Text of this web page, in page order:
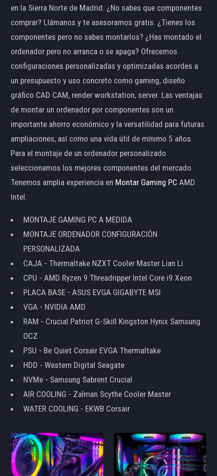
en la Sierra Norte de Madrid. ¿No sabes que componentes
comprar? Llámanos y te asesoramos gratis. ¿Tienes los
componentes pero no sabes montarlos? ¿Has montado el
ordenador pero no arranca o se apaga? Ofrecemos
configuraciones personalizadas y optimizadas acordes a
un presupuesto y uso concreto como gaming, diseño
gráfico CAD CAM, render workstation, server. Las ventajas
de montar un ordenador por componentes son un
importante ahorro económico y la versatilidad para futuras
ampliaciones, así como una vida útil de mínimo 5 años.
Para el montaje de un ordenador personalizado
seleccionamos los mejores componentes del mercado.
Tenemos amplia experiencia en Montar Gaming PC AMD
Intel.
MONTAJE GAMING PC A MEDIDA
MONTAJE ORDENADOR CONFIGURACIÓN
PERSONALIZADA
CAJA - Thermaltake NZXT Cooler Master Lian Li
CPU - AMD Ryzen 9 Threadripper Intel Core i9 Xeon
PLACA BASE - ASUS EVGA GIGABYTE MSI
VGA - NVIDIA AMD
RAM - Crucial Patriot G-Skill Kingston Hynix Samsung
OCZ
PSU - Be Quiet Corsair EVGA Thermaltake
HDD - Western Digital Seagate
NVMe - Samsung Sabrent Crucial
AIR COOLING - Zalman Scythe Cooler Master
WATER COOLING - EKWB Corsair